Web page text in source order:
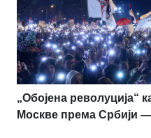
„Обојена револуција“
Москве према Србији